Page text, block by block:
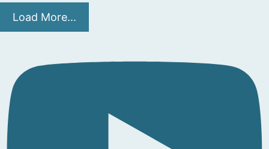
Load More...